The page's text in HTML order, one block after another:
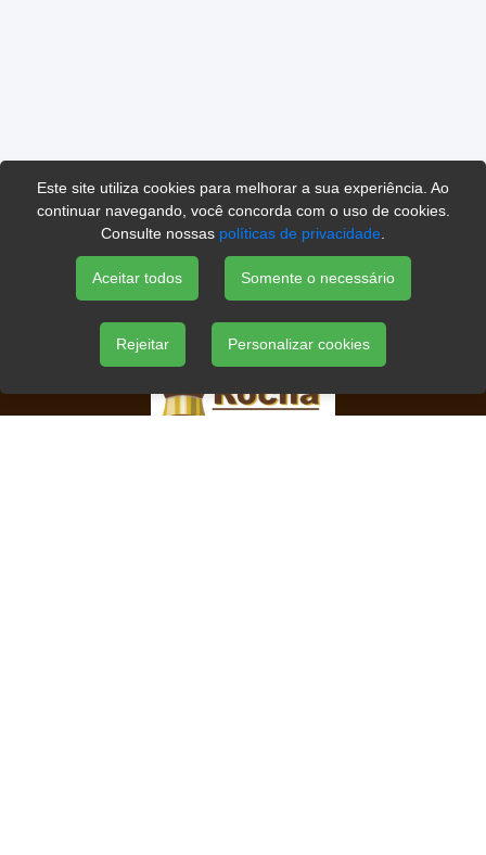
Este site utiliza cookies para melhorar a sua experiência. Ao
continuar navegando, você concorda com o uso de cookies.
Consulte nossas políticas de privacidade
Aceitar todos Somente o necessário
Rejeitar Personalizar cookies